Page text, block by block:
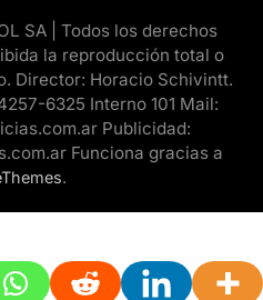
SA | Todos los derechos
la reproducción total o
Director: Horacio Schivintt.
6325 Interno 101 Mail:
Publicidad:
Funciona gracias a
.